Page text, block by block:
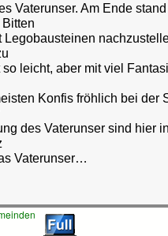
Vaterunser. Am Ende
Legobausteinen
leicht, aber mit viel
Konfis fröhlich bei der
des Vaterunser sind hier
Vaterunser…